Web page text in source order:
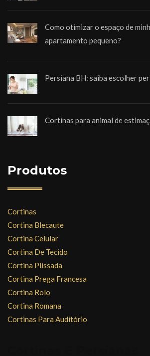
Como otimizar o espaço de
apartamento pequeno?
Persiana BH: saiba escolher
Cortinas para animal de
Produtos
Cortinas
Cortina Blecaute
Cortina Celular
Cortina De Tecido
Cortina Plissada
Cortina Prega Francesa
Cortina Rolo
Cortina Romana
Cortinas Para Auditório